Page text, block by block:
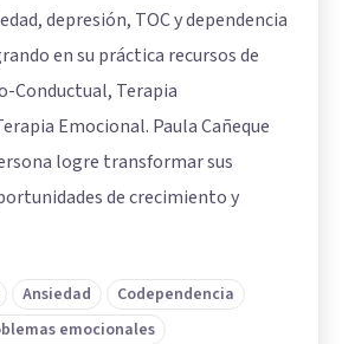
depresión, TOC y dependencia
en su práctica recursos de
Conductual, Terapia
Emocional. Paula Cañeque
logre transformar sus
de crecimiento y
Ansiedad
Codependencia
emocionales